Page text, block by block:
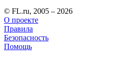
© FL.ru, 2005 – 2026
О проекте
Правила
Безопасность
Помощь